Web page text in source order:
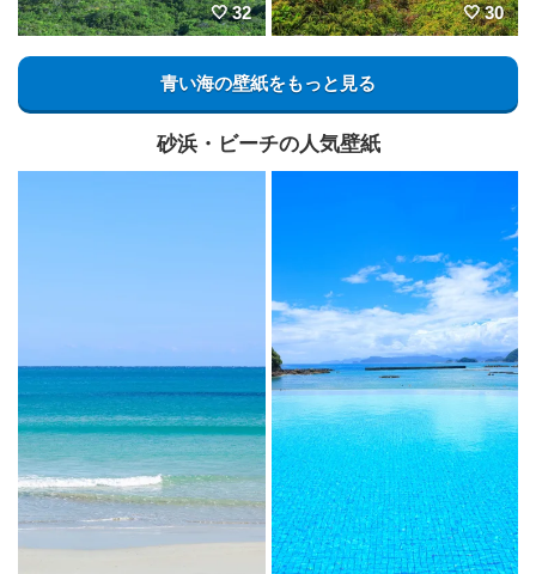
32 30
青い海の壁紙をもっと見る
砂浜・ビーチの人気壁紙